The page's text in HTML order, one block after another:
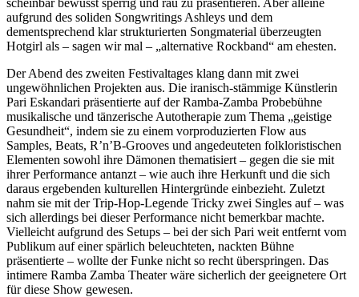
scheinbar bewusst sperrig und rau zu präsentieren. Aber alleine
aufgrund des soliden Songwritings Ashleys und dem
dementsprechend klar strukturierten Songmaterial überzeugten
Hotgirl als – sagen wir mal – „alternative Rockband“ am ehesten.
Der Abend des zweiten Festivaltages klang dann mit zwei
ungewöhnlichen Projekten aus. Die iranisch-stämmige Künstlerin
Pari Eskandari präsentierte auf der Ramba-Zamba Probebühne
musikalische und tänzerische Autotherapie zum Thema „geistige
Gesundheit“, indem sie zu einem vorproduzierten Flow aus
Samples, Beats, R’n’B-Grooves und angedeuteten folkloristischen
Elementen sowohl ihre Dämonen thematisiert – gegen die sie mit
ihrer Performance antanzt – wie auch ihre Herkunft und die sich
daraus ergebenden kulturellen Hintergründe einbezieht. Zuletzt
nahm sie mit der Trip-Hop-Legende Tricky zwei Singles auf – was
sich allerdings bei dieser Performance nicht bemerkbar machte.
Vielleicht aufgrund des Setups – bei der sich Pari weit entfernt vom
Publikum auf einer spärlich beleuchteten, nackten Bühne
präsentierte – wollte der Funke nicht so recht überspringen. Das
intimere Ramba Zamba Theater wäre sicherlich der geeignetere Ort
für diese Show gewesen.